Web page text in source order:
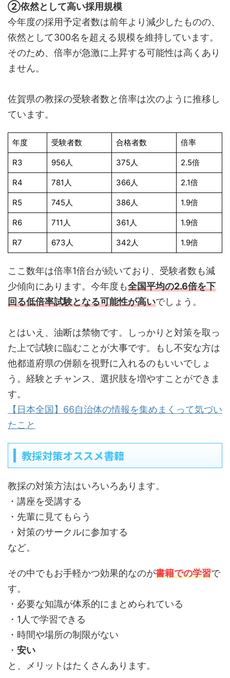
②依然として高い採用規模
今年度の採用予定者数は前年より減少したものの、
依然として300名を超える規模を維持しています。
そのため、倍率が急激に上昇する可能性は高くあり
ません。
佐賀県の教採の受験者数と倍率は次のように推移し
ています。
年度 受験者数 合格者数 倍率
R3 956人 375人 2.5倍
R4 781人 366人 2.1倍
R5 745人 386人 1.9倍
R6 711人 361人 1.9倍
R7 673人 342人 1.9倍
ここ数年は倍率1倍台が続いており、受験者数も減
少傾向にあります。今年度も全国平均の2.6倍を下
回る低倍率試験となる可能性が高いでしょう。
とはいえ、油断は禁物です。しっかりと対策を取っ
た上で試験に臨むことが大事です。もし不安な方は
他都道府県の併願を視野に入れるのもいいでしょ
う。経験とチャンス、選択肢を増やすことができま
す。
【日本全国】66自治体の情報を集めまくって気づい
たこと
教採対策オススメ書籍
教採の対策方法はいろいろあります。
・講座を受講する
・先輩に見てもらう
・対策のサークルに参加する
など。
その中でもお手軽かつ効果的なのが書籍での学習で
す。
・必要な知識が体系的にまとめられている
・1人で学習できる
・時間や場所の制限がない
・ 安い
と、メリットはたくさんあります。